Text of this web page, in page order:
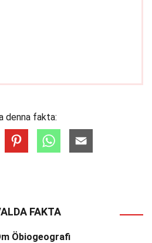
denna fakta:
FAKTA
Öbiogeografi